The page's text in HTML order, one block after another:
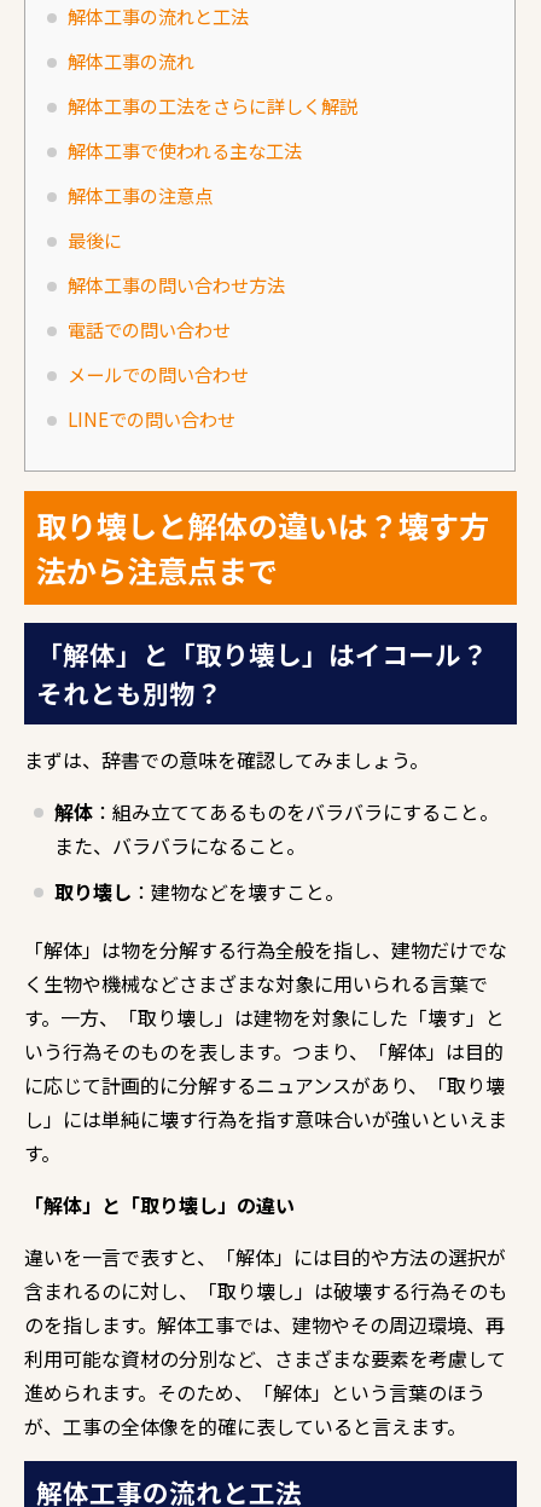
解体工事の流れと工法
解体工事の流れ
解体工事の工法をさらに詳しく解説
解体工事で使われる主な工法
解体工事の注意点
最後に
解体工事の問い合わせ方法
電話での問い合わせ
メールでの問い合わせ
LINEでの問い合わせ
取り壊しと解体の違いは？壊す方
法から注意点まで
「解体」と「取り壊し」はイコール？
それとも別物？
まずは、辞書での意味を確認してみましょう。
解体 ：組み立ててあるものをバラバラにすること。
また、バラバラになること。
取り壊し ：建物などを壊すこと。
「解体」は物を分解する行為全般を指し、建物だけでな
く生物や機械などさまざまな対象に用いられる言葉で
す。一方、「取り壊し」は建物を対象にした「壊す」と
いう行為そのものを表します。つまり、「解体」は目的
に応じて計画的に分解するニュアンスがあり、「取り壊
し」には単純に壊す行為を指す意味合いが強いといえま
す。
「解体」と「取り壊し」の違い
違いを一言で表すと、「解体」には目的や方法の選択が
含まれるのに対し、「取り壊し」は破壊する行為そのも
のを指します。解体工事では、建物やその周辺環境、再
利用可能な資材の分別など、さまざまな要素を考慮して
進められます。そのため、「解体」という言葉のほう
が、工事の全体像を的確に表していると言えます。
解体工事の流れと工法